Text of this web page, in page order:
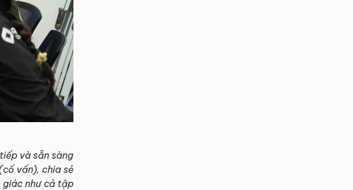
và sẵn sàng
ố vấn), chia sẻ
giác như cả tập